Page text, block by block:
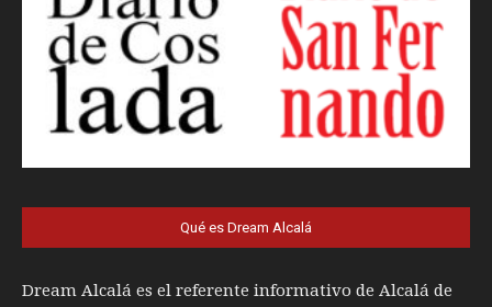
Qué es Dream Alcalá
Dream Alcalá es el referente informativo de Alcalá de